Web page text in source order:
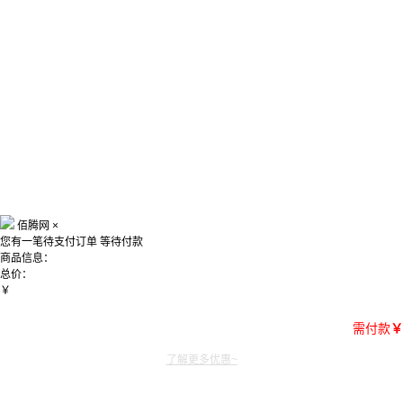
佰腾网 ×
您有一笔待支付订单 等待付款
商品信息：
总价：
￥
需付款￥
了解更多优惠~